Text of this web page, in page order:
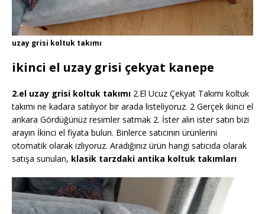
uzay grisi koltuk takımı
ikinci el uzay grisi çekyat kanepe
2.el uzay grisi koltuk takımı 2.El Ucuz Çekyat Takımı koltuk
takımı ne kadara satılıyor bir arada listeliyoruz. 2 Gerçek ikinci el
ankara Gördüğünüz resimler satmak 2. İster alın ister satın bizi
arayın İkinci el fiyata bulun. Binlerce satıcının ürünlerini
otomatik olarak izliyoruz. Aradığınız ürün hangi satıcıda olarak
satışa sunulan, klasik tarzdaki antika koltuk takımları